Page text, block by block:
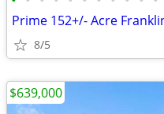
Prime 152+/- Acre
8/5
$639,000